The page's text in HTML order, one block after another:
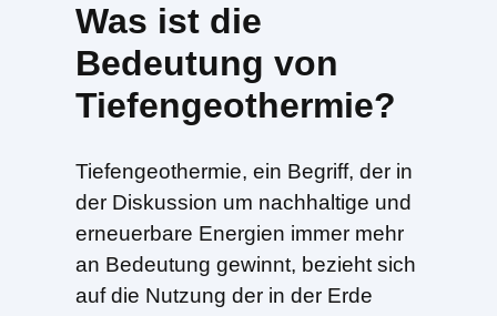
Was ist die
Bedeutung von
Tiefengeothermie?
Tiefengeothermie, ein Begriff, der in
der Diskussion um nachhaltige und
erneuerbare Energien immer mehr
an Bedeutung gewinnt, bezieht sich
auf die Nutzung der in der Erde